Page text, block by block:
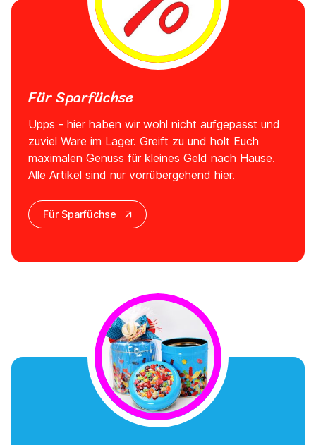
Für Sparfüchse
Upps - hier haben wir wohl nicht aufgepasst und
zuviel Ware im Lager. Greift zu und holt Euch
maximalen Genuss für kleines Geld nach Hause.
Alle Artikel sind nur vorrübergehend hier.
Für Sparfüchse